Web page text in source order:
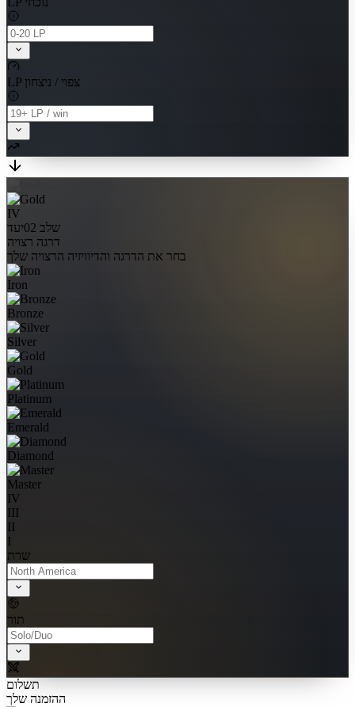
LP צפוי / ניצחון
IV
שלב 02
יעד
דרגה רצויה
בחר את הדרגה והדיוויזיה הרצויה שלך
Iron
Bronze
Silver
Gold
Platinum
Emerald
Diamond
Master
IV
III
II
I
שרת
תור
תשלום
ההזמנה שלך